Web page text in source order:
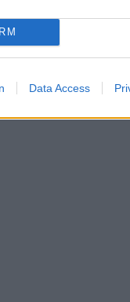
Data Access